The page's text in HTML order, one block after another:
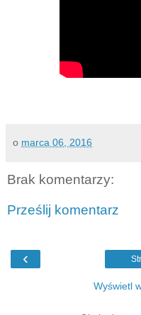
o marca 06, 2016
Brak komentarzy:
Prześlij komentarz
‹
Wyświetl